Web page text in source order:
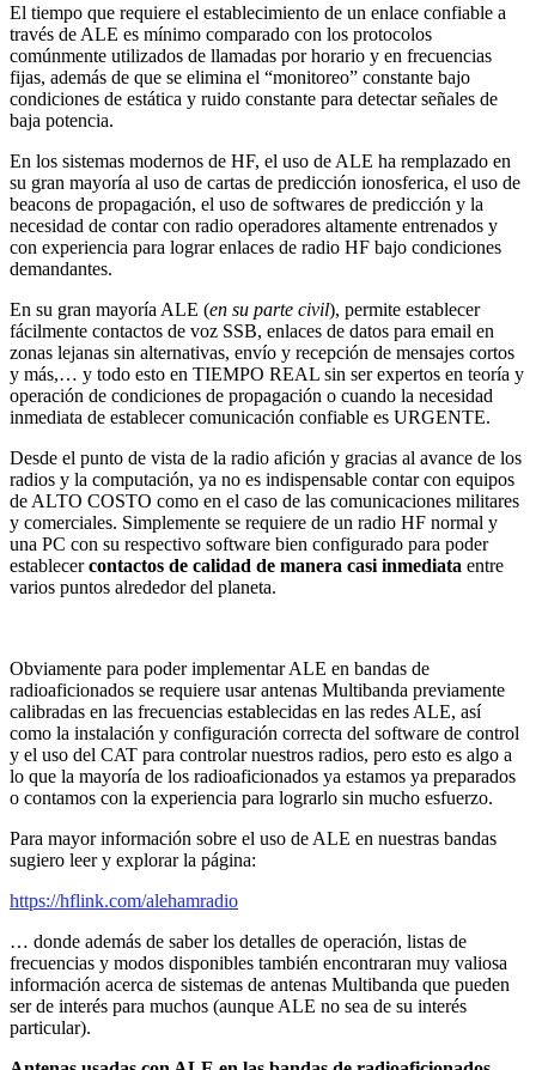
El tiempo que requiere el establecimiento de un enlace confiable a
través de ALE es mínimo comparado con los protocolos
comúnmente utilizados de llamadas por horario y en frecuencias
fijas, además de que se elimina el “monitoreo” constante bajo
condiciones de estática y ruido constante para detectar señales de
baja potencia.
En los sistemas modernos de HF, el uso de ALE ha remplazado en
su gran mayoría al uso de cartas de predicción ionosferica, el uso de
beacons de propagación, el uso de softwares de predicción y la
necesidad de contar con radio operadores altamente entrenados y
con experiencia para lograr enlaces de radio HF bajo condiciones
demandantes.
En su gran mayoría ALE (en su parte civil), permite establecer
fácilmente contactos de voz SSB, enlaces de datos para email en
zonas lejanas sin alternativas, envío y recepción de mensajes cortos
y más,… y todo esto en TIEMPO REAL sin ser expertos en teoría y
operación de condiciones de propagación o cuando la necesidad
inmediata de establecer comunicación confiable es URGENTE.
Desde el punto de vista de la radio afición y gracias al avance de los
radios y la computación, ya no es indispensable contar con equipos
de ALTO COSTO como en el caso de las comunicaciones militares
y comerciales. Simplemente se requiere de un radio HF normal y
una PC con su respectivo software bien configurado para poder
establecercontactos de calidad de manera casi inmediata entre
varios puntos alrededor del planeta.
Obviamente para poder implementar ALE en bandas de
radioaficionados se requiere usar antenas Multibanda previamente
calibradas en las frecuencias establecidas en las redes ALE, así
como la instalación y configuración correcta del software de control
y el uso del CAT para controlar nuestros radios, pero esto es algo a
lo que la mayoría de los radioaficionados ya estamos ya preparados
o contamos con la experiencia para lograrlo sin mucho esfuerzo.
Para mayor información sobre el uso de ALE en nuestras bandas
sugiero leer y explorar la página:
https://hflink.com/alehamradio
… donde además de saber los detalles de operación, listas de
frecuencias y modos disponibles también encontraran muy valiosa
información acerca de sistemas de antenas Multibanda que pueden
ser de interés para muchos (aunque ALE no sea de su interés
particular).